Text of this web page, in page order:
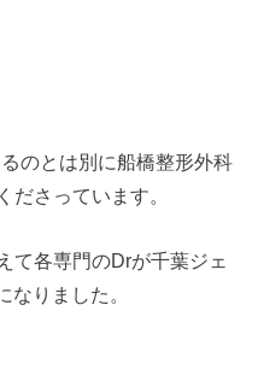
のとは別に船橋整形外科
ださっています。
て各専門のDrが千葉ジェ
なりました。